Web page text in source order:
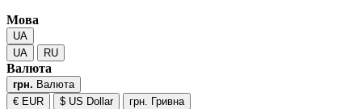
Мова
UA
UA
RU
Валюта
грн. Валюта
€ EUR
$ US Dollar грн. Гривна